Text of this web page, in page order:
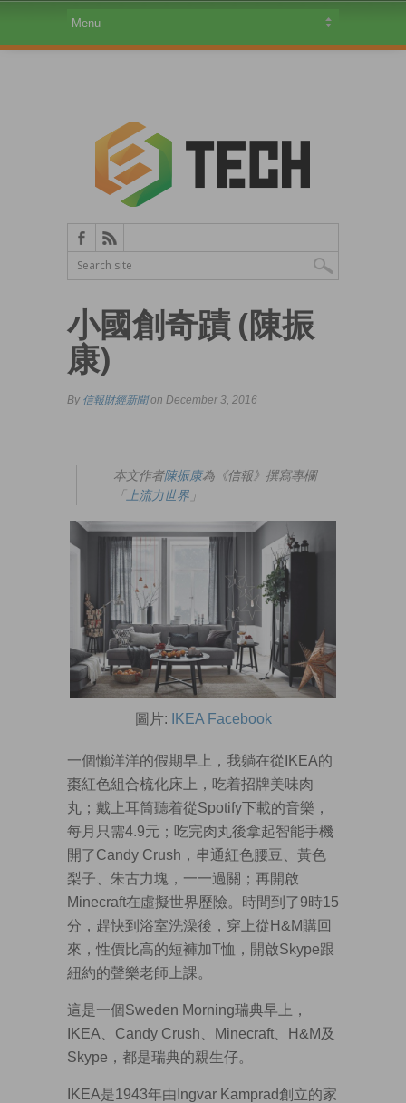
小國創奇蹟 (陳振
康)
By 信報財經新聞on December 3, 2016
本文作者陳振康為《信報》撰寫專欄
「 上流力世界 」
圖片: IKEA Facebook
一個懶洋洋的假期早上，我躺在從IKEA的
棗紅色組合梳化床上，吃着招牌美味肉
丸；戴上耳筒聽着從Spotify下載的音樂，
每月只需4.9元；吃完肉丸後拿起智能手機
開了Candy Crush，串通紅色腰豆、黃色
梨子、朱古力塊，一一過關；再開啟
Minecraft在虛擬世界歷險。時間到了9時15
分，趕快到浴室洗澡後，穿上從H&M購回
來，性價比高的短褲加T恤，開啟Skype跟
紐約的聲樂老師上課。
這是一個Sweden Morning瑞典早上，
IKEA、Candy Crush、Minecraft、H&M及
Skype，都是瑞典的親生仔。
IKEA是1943年由Ingvar Kamprad創立的家